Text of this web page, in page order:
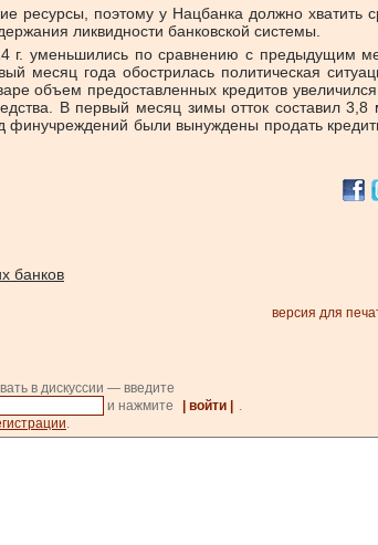
ресурсы, поэтому у Нацбанка должно
ликвидности банковской системы.
г. уменьшились по сравнению с предыдущим
месяц года обострилась политическая
объем предоставленных кредитов
В первый месяц зимы отток составил
были вынуждены продать
банков
версия для
в дискуссии — введите
и нажмите | войти |
.
.